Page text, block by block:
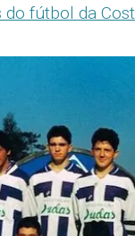
do fútbol da